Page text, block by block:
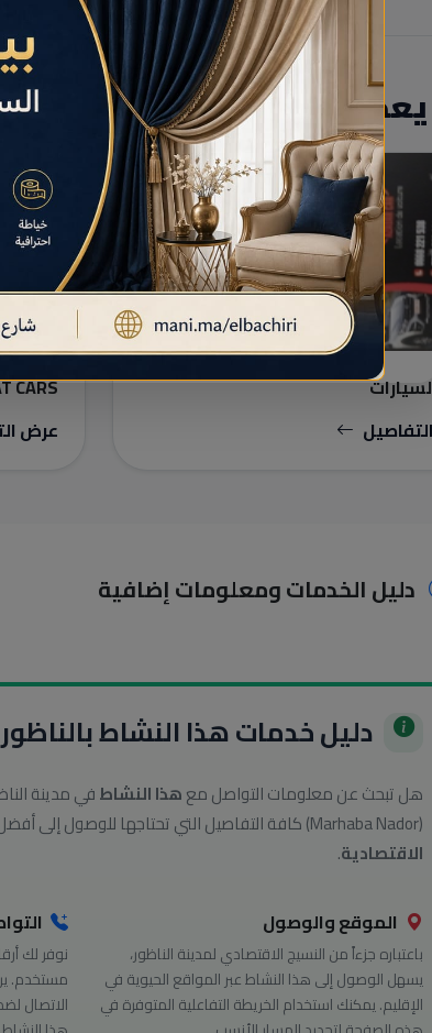
أيضاً
كراء السيارات
CARS
عرض
دليل الخدمات ومعلومات إضافية
دليل خدمات هذا النشاط بالناظور
هل تبحث عن معلومات التواصل معهذا النشاطفي مدينة
(Marhaba Nador) كافة التفاصيل التي تحتاجها للوصول إلى أفضل الخدمات في تصنيف
الاقتصادية.
الموقع والوصول
باعتباره جزءاً من النسيج الاقتصادي لمدينة الناظور،
يسهل الوصول إلى هذا النشاط عبر المواقع الحيوية في
الإقليم. يمكنك استخدام الخريطة التفاعلية المتوفرة في
نوفر لك
مستخدم.
الاتصال